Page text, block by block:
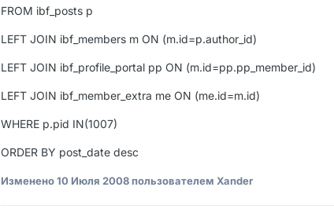
FROM ibf_posts p
LEFT JOIN ibf_members m ON (m.id=p.author_id)
LEFT JOIN ibf_profile_portal pp ON (m.id=pp.pp_member_id)
LEFT JOIN ibf_member_extra me ON (me.id=m.id)
WHERE p.pid IN(1007)
ORDER BY post_date desc
Изменено10 Июля 2008пользователем Xander